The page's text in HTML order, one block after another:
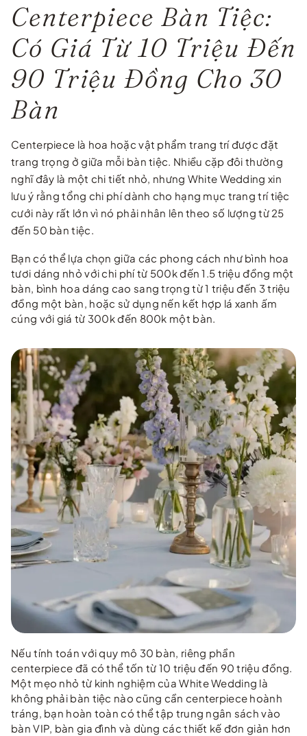
Centerpiece Bàn Tiệc:
Có Giá Từ 10 Triệu Đến
90 Triệu Đồng Cho 30
Bàn
Centerpiece là hoa hoặc vật phẩm trang trí được đặt
trang trọng ở giữa mỗi bàn tiệc. Nhiều cặp đôi thường
nghĩ đây là một chi tiết nhỏ, nhưng White Wedding xin
lưu ý rằng tổng chi phí dành cho hạng mục trang trí tiệc
cưới này rất lớn vì nó phải nhân lên theo số lượng từ 25
đến 50 bàn tiệc.
Bạn có thể lựa chọn giữa các phong cách như bình hoa
tươi dáng nhỏ với chi phí từ 500k đến 1.5 triệu đồng một
bàn, bình hoa dáng cao sang trọng từ 1 triệu đến 3 triệu
đồng một bàn, hoặc sử dụng nến kết hợp lá xanh ấm
cúng với giá từ 300k đến 800k một bàn.
Nếu tính toán với quy mô 30 bàn, riêng phần
centerpiece đã có thể tốn từ 10 triệu đến 90 triệu đồng.
Một mẹo nhỏ từ kinh nghiệm của White Wedding là
không phải bàn tiệc nào cũng cần centerpiece hoành
tráng, bạn hoàn toàn có thể tập trung ngân sách vào
bàn VIP, bàn gia đình và dùng các thiết kế đơn giản hơn